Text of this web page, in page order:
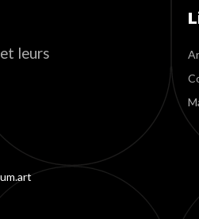
leurs